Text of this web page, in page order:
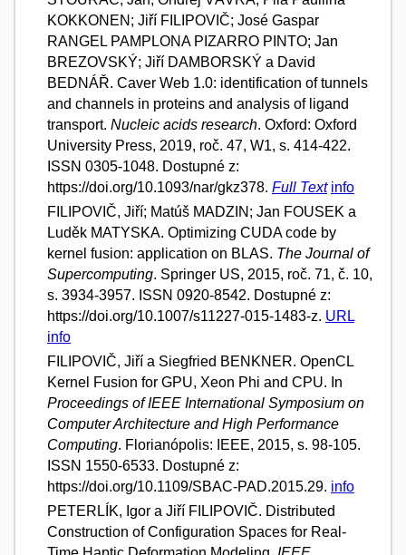
KOKKONEN; Jiří FILIPOVIČ; José Gaspar
RANGEL PAMPLONA PIZARRO PINTO; Jan
BREZOVSKÝ; Jiří DAMBORSKÝ a David
BEDNÁŘ. Caver Web 1.0: identification of tunnels
and channels in proteins and analysis of ligand
transport. Nucleic acids research. Oxford: Oxford
University Press, 2019, roč. 47, W1, s. 414-422.
ISSN 0305-1048. Dostupné z:
https://doi.org/10.1093/nar/gkz378. Full Text info
FILIPOVIČ, Jiří; Matúš MADZIN; Jan FOUSEK a
Luděk MATYSKA. Optimizing CUDA code by
kernel fusion: application on BLAS. The Journal of
Supercomputing. Springer US, 2015, roč. 71, č. 10,
s. 3934-3957. ISSN 0920-8542. Dostupné z:
https://doi.org/10.1007/s11227-015-1483-z. URL
info
FILIPOVIČ, Jiří a Siegfried BENKNER. OpenCL
Kernel Fusion for GPU, Xeon Phi and CPU. In
Proceedings of IEEE International Symposium on
Computer Architecture and High Performance
Computing. Florianópolis: IEEE, 2015, s. 98-105.
ISSN 1550-6533. Dostupné z:
https://doi.org/10.1109/SBAC-PAD.2015.29. info
PETERLÍK, Igor a Jiří FILIPOVIČ. Distributed
Construction of Configuration Spaces for Real-